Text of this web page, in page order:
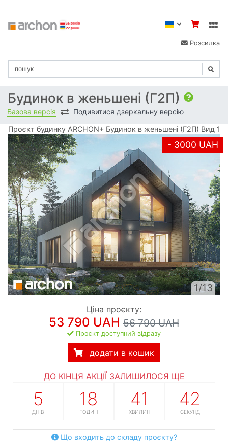
Розсилка
Будинок в женьшені (Г2П)
Базова версія Подивитися дзеркальну версію
Проєкт будинку ARCHON+ Будинок в женьшені (Г2П) Вид 1
- 3000 UAH
1/13
Ціна проєкту:
53 790 UAH 56 790 UAH
Проєкт доступний відразу
додати в кошик
ДО КІНЦЯ АКЦІЇ ЗАЛИШИЛОСЯ ЩЕ
5
ДНІВ
18
ГОДИН
41
ХВИЛИН
41
СЕКУНД
Що входить до складу проєкту?